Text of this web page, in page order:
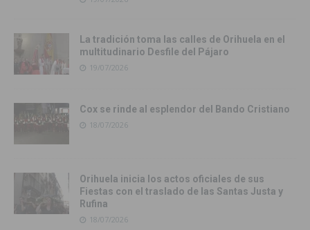
La tradición toma las calles de Orihuela en el
multitudinario Desfile del Pájaro
19/07/2026
Cox se rinde al esplendor del Bando Cristiano
18/07/2026
Orihuela inicia los actos oficiales de sus
Fiestas con el traslado de las Santas Justa y
Rufina
18/07/2026